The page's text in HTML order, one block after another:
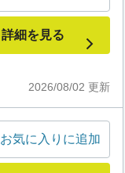
2026/08/02 更新
詳細を見る
お気に入りに追加